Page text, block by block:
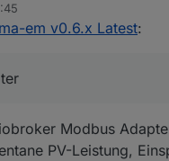
Verbrauch und die PV-
Zufriedenheit.
em v0.6.x Latest:
Modbus
PV-Leistung,